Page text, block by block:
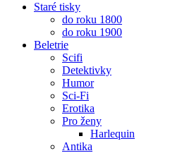
Staré tisky
do roku 1800
do roku 1900
Beletrie
Scifi
Detektivky
Humor
Sci-Fi
Erotika
Pro ženy
Harlequin
Antika